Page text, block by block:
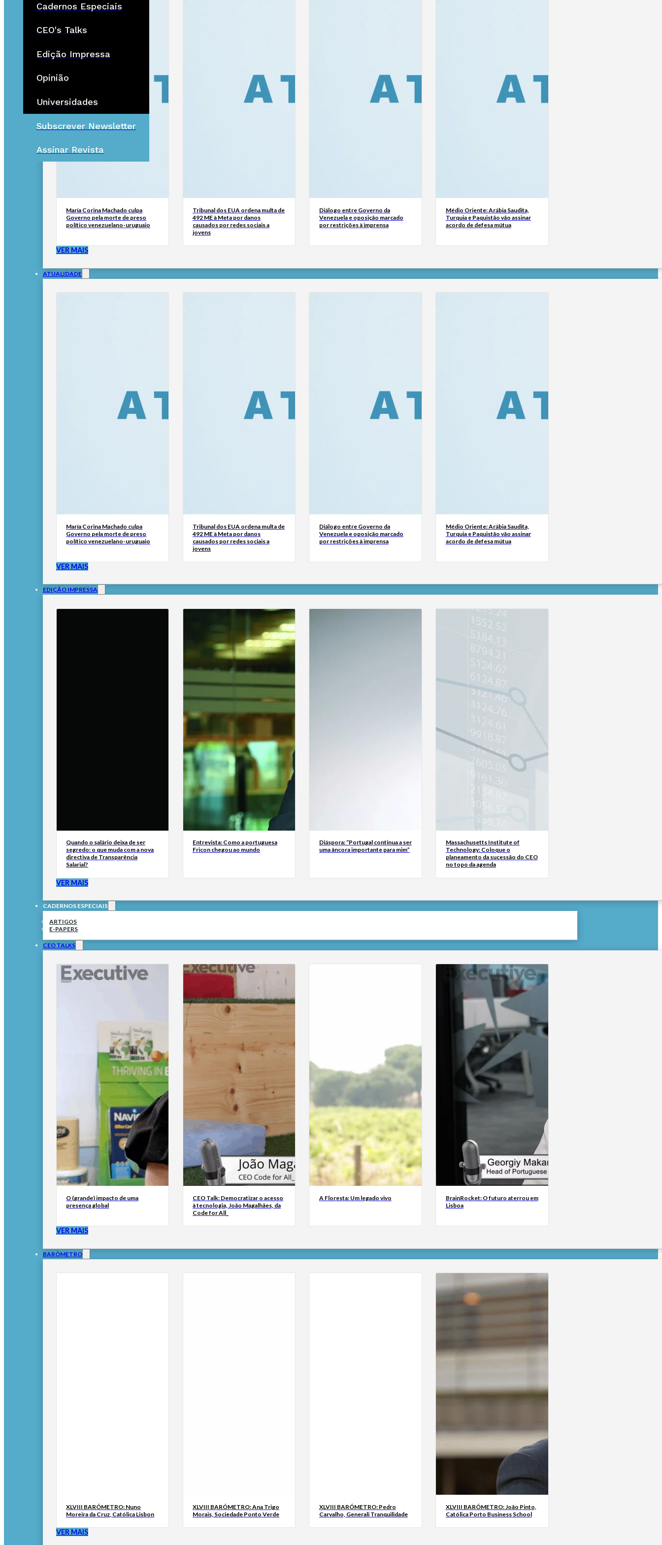
Cadernos Especiais
CEO's Talks
Edição Impressa
Opinião
Universidades
Subscrever Newsletter
Assinar Revista
María Corina Machado culpa
Governo pela morte de preso
político venezuelano-uruguaio
Tribunal dos EUA ordena multa de
492 ME à Meta por danos
causados por redes sociais a
jovens
Diálogo entre Governo da
Venezuela e oposição marcado
por restrições à imprensa
Médio Oriente: Arábia Saudita,
Turquia e Paquistão vão assinar
acordo de defesa mútua
VER MAIS
ATUALIDADE
María Corina Machado culpa
Governo pela morte de preso
político venezuelano-uruguaio
Tribunal dos EUA ordena multa de
492 ME à Meta por danos
causados por redes sociais a
jovens
Diálogo entre Governo da
Venezuela e oposição marcado
por restrições à imprensa
Médio Oriente: Arábia Saudita,
Turquia e Paquistão vão assinar
acordo de defesa mútua
VER MAIS
EDIÇÃO IMPRESSA
Quando o salário deixa de ser
segredo: o que muda com a nova
directiva de Transparência
Salarial?
Entrevista: Como a portuguesa
Fricon chegou ao mundo
Diáspora: “Portugal continua a ser
uma âncora importante para mim”
Massachusetts Institute of
Technology: Coloque o
planeamento da sucessão do CEO
no topo da agenda
VER MAIS
CADERNOS ESPECIAIS
ARTIGOS
E-PAPERS
CEO TALKS
O (grande) impacto de uma
presença global
CEO Talk: Democratizar o acesso
à tecnologia, João Magalhães, da
Code for All_
A Floresta: Um legado vivo
BrainRocket: O futuro aterrou em
Lisboa
VER MAIS
BARÓMETRO
XLVIII BARÓMETRO: Nuno
Moreira da Cruz, Católica Lisbon
XLVIII BARÓMETRO: Ana Trigo
Morais, Sociedade Ponto Verde
XLVIII BARÓMETRO: Pedro
Carvalho, Generali Tranquilidade
XLVIII BARÓMETRO: João Pinto,
Católica Porto Business School
VER MAIS